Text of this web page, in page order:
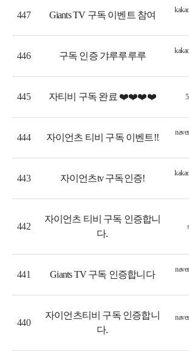
447 Giants TV 구독 이벤트 참여
446 구독 인증 갸루루루루
445 자티비 구독 완료 ❤️❤️❤️❤️
444 자이언츠 티비 구독 이벤트!!
443 자이언츠tv 구독인증!
442
자이언츠 티비 구독 인증합니
다.
441 Giants TV 구독 인증합니다
440
자이언츠티비 구독 인증합니
다.